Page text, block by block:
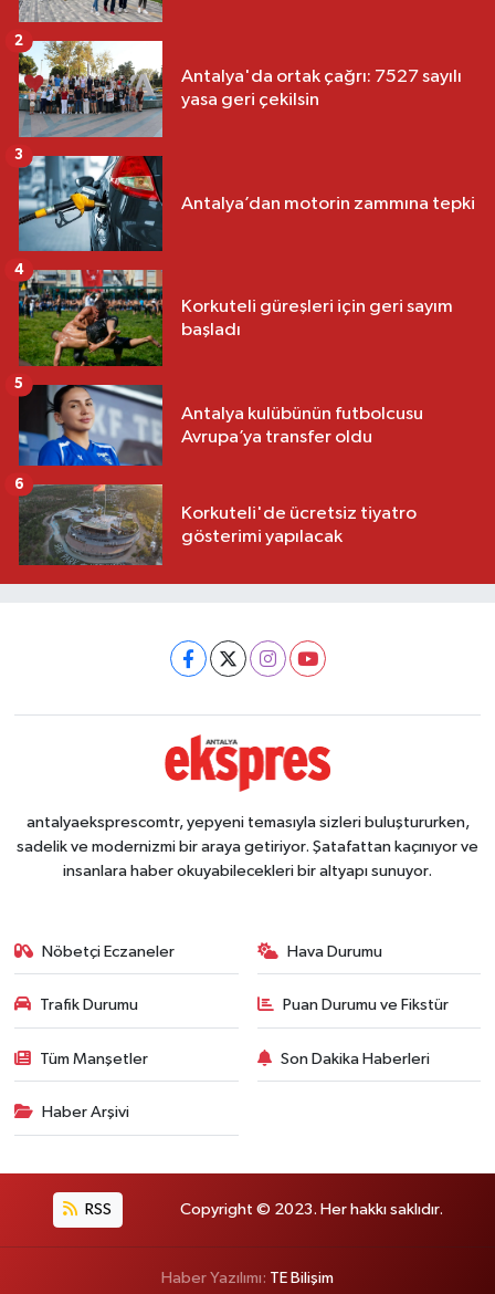
Antalya'da ortak çağrı: 7527 sayılı
yasa geri çekilsin
2
Antalya’dan motorin zammına tepki
3
Korkuteli güreşleri için geri sayım
başladı
4
Antalya kulübünün futbolcusu
Avrupa’ya transfer oldu
5
Korkuteli'de ücretsiz tiyatro
gösterimi yapılacak
6
antalyaeksprescomtr, yepyeni temasıyla sizleri buluştururken,
sadelik ve modernizmi bir araya getiriyor. Şatafattan kaçınıyor ve
insanlara haber okuyabilecekleri bir altyapı sunuyor.
Nöbetçi Eczaneler Hava Durumu
Trafik Durumu Puan Durumu ve Fikstür
Tüm Manşetler Son Dakika Haberleri
Haber Arşivi
RSS Copyright © 2023. Her hakkı saklıdır.
Haber Yazılımı: TE Bilişim